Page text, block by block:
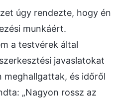
úgy rendezte, hogy én
munkáért.
a testvérek által
javaslatokat
és időről
„Nagyon rossz az